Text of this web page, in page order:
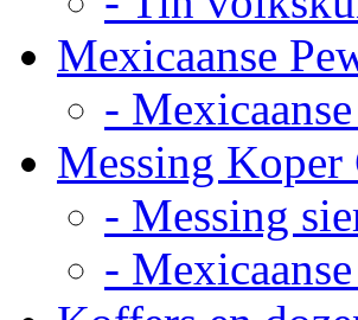
Mexicaanse
-
Messing Koper
- Messing
-